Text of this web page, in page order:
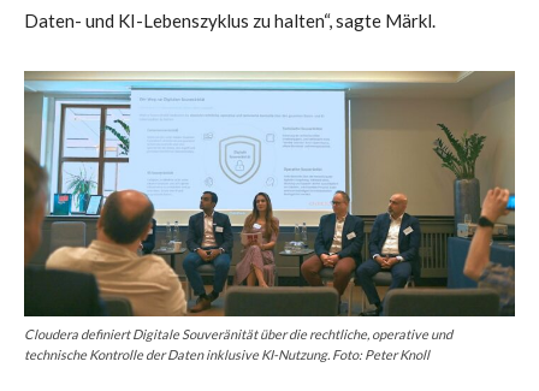
Daten- und KI-Lebenszyklus zu halten“, sagte Märkl.
Cloudera definiert Digitale Souveränität über die rechtliche, operative und
technische Kontrolle der Daten inklusive KI-Nutzung. Foto: Peter Knoll